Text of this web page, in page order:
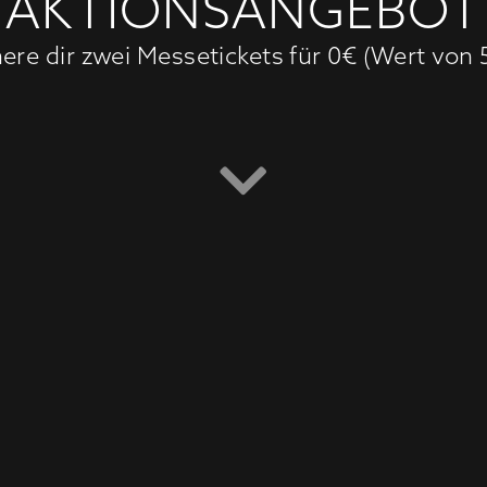
dir zwei Messetickets für 0€ (Wert von